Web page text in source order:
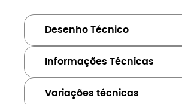
Desenho Técnico
Informações Técnicas
Variações técnicas